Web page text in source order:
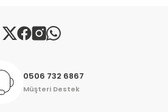
Gönder
0506 732 6867
Müşteri Destek